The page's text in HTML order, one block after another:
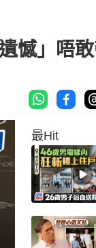
憾」唔
最Hit